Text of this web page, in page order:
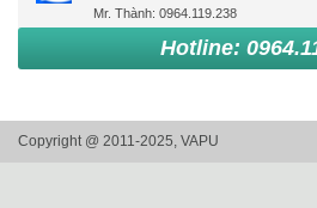
Mr. Thành: 0964.119.238
Hotline:
Copyright @ 2011-2025, VAPU